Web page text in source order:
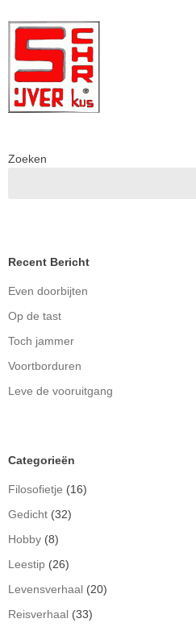
Zoeken
Recent Bericht
Even doorbijten
Op de tast
Toch jammer
Voortborduren
Leve de vooruitgang
Categorieën
Filosofietje (16)
Gedicht (32)
Hobby (8)
Leestip (26)
Levensverhaal (20)
Reisverhaal (33)